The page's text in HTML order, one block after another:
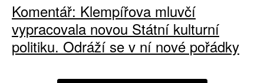
Komentář: Klempířova mluvčí
vypracovala novou Státní kulturní
politiku. Odráží se v ní nové pořádky